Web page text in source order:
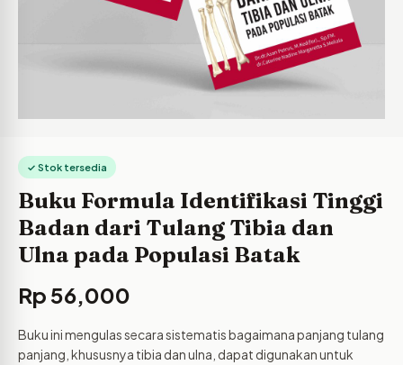
✓ Stok tersedia
Buku Formula Identifikasi Tinggi
Badan dari Tulang Tibia dan
Ulna pada Populasi Batak
Rp 56,000
Buku ini mengulas secara sistematis bagaimana panjang tulang
panjang, khususnya tibia dan ulna, dapat digunakan untuk